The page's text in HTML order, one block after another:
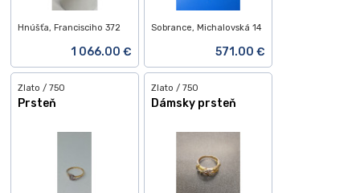
Hnúšťa, Francisciho 372
1 066.00 €
Sobrance, Michalovská 14
571.00 €
Zlato / 750
Prsteň
Zlato / 750
Dámsky prsteň